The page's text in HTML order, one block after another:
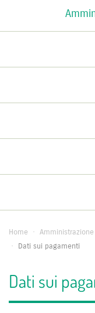
Home ·
· Dati sui pagamenti
Dati sui